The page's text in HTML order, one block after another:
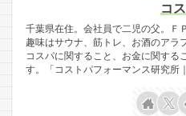
コ
千葉県在住。会社員で二児の父。Ｆ
趣味はサウナ、筋トレ、お酒のアラ
コスパに関すること、お金に関する
す。「コストパフォーマンス研究所